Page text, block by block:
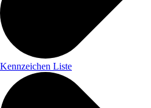
Kennzeichen Liste